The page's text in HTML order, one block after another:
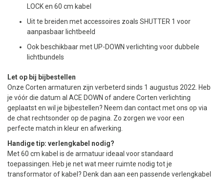
LOCK en 60 cm kabel
Uit te breiden met accessoires zoals SHUTTER 1 voor
aanpasbaar lichtbeeld
Ook beschikbaar met UP-DOWN verlichting voor dubbele
lichtbundels
Let op bij bijbestellen
Onze Corten armaturen zijn verbeterd sinds 1 augustus 2022. Heb
je vóór die datum al ACE DOWN of andere Corten verlichting
geplaatst en wil je bijbestellen? Neem dan contact met ons op via
de chat rechtsonder op de pagina. Zo zorgen we voor een
perfecte match in kleur en afwerking.
Handige tip: verlengkabel nodig?
Met 60 cm kabel is de armatuur ideaal voor standaard
toepassingen. Heb je net wat meer ruimte nodig tot je
transformator of kabel? Denk dan aan een passende verlengkabel